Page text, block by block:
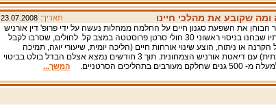
ומה שקובע את מהלכי חיינו תאריך: 23.07.2008
הבוחן את השפעת סגנון חיים על החלמה ממחלות נעשה על ידי פרופ' דין אורניש
ועמיתיו שבחנו בניסוי ראשוני 30 חולי סרטן פרוסטטה במצב קל. לחולים, שסרבו לקבל
הקרנה או ניתוח, הוצע שינוי אורחות חיים (הליכה יומית, שיעורי יוגה, תמיכה
קבוצתית) עם דיאטת אורניש הצמחונית. תוך 3 חודשים נמצא אצלם הבדל בולט בביטוי
שחלקם מעורבים בתהליכים הסרטניים.
המשך...